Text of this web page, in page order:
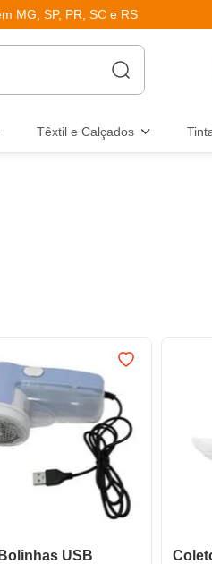
MG, SP, PR, SC e RS
Têxtil e Calçados
USB